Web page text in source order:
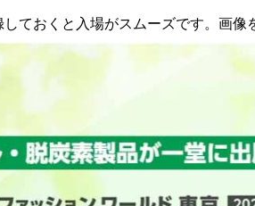
ておくと入場がスムーズです。画像